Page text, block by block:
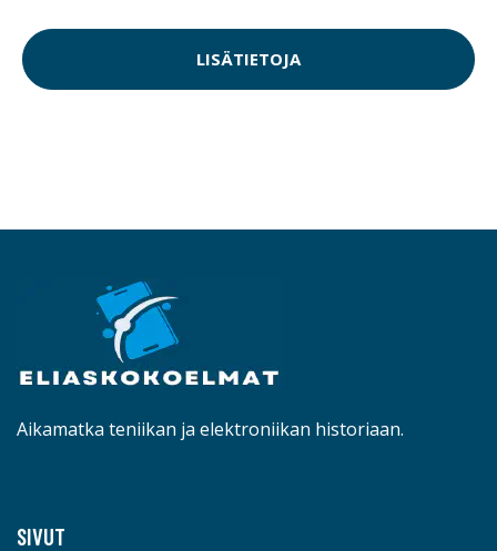
LISÄTIETOJA
Aikamatka teniikan ja elektroniikan historiaan.
SIVUT